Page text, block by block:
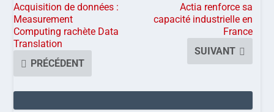
Acquisition de données :
Measurement
Computing rachète Data
Translation
PRÉCÉDENT
Actia renforce sa
capacité industrielle en
France
SUIVANT